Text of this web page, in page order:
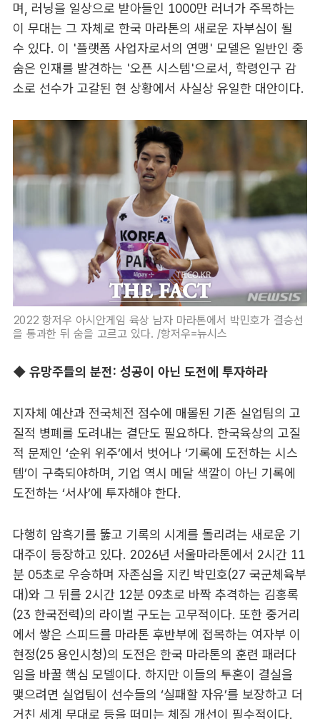
며, 러닝을 일상으로 받아들인 1000만 러너가 주목하는
이 무대는 그 자체로 한국 마라톤의 새로운 자부심이 될
수 있다. 이 '플랫폼 사업자로서의 연맹' 모델은 일반인 중
숨은 인재를 발견하는 '오픈 시스템'으로서, 학령인구 감
소로 선수가 고갈된 현 상황에서 사실상 유일한 대안이다.
2022 항저우 아시안게임 육상 남자 마라톤에서 박민호가 결승선
을 통과한 뒤 숨을 고르고 있다. /항저우=뉴시스
◆ 유망주들의 분전: 성공이 아닌 도전에 투자하라
지자체 예산과 전국체전 점수에 매몰된 기존 실업팀의 고
질적 병폐를 도려내는 결단도 필요하다. 한국육상의 고질
적 문제인 ‘순위 위주’에서 벗어나 ‘기록에 도전하는 시스
템’이 구축되야하며, 기업 역시 메달 색깔이 아닌 기록에
도전하는 ‘서사’에 투자해야 한다.
다행히 암흑기를 뚫고 기록의 시계를 돌리려는 새로운 기
대주이 등장하고 있다. 2026년 서울마라톤에서 2시간 11
분 05초로 우승하며 자존심을 지킨 박민호(27 국군체육부
대)와 그 뒤를 2시간 12분 09초로 바짝 추격하는 김홍록
(23 한국전력)의 라이벌 구도는 고무적이다. 또한 중거리
에서 쌓은 스피드를 마라톤 후반부에 접목하는 여자부 이
현정(25 용인시청)의 도전은 한국 마라톤의 훈련 패러다
임을 바꿀 핵심 모델이다. 하지만 이들의 투혼이 결실을
맺으려면 실업팀이 선수들의 ‘실패할 자유’를 보장하고 더
거친 세계 무대로 등을 떠미는 체질 개선이 필수적이다.